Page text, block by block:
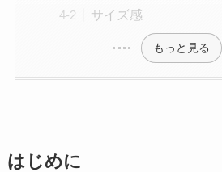
サイズ感
もっと見る
はじめに